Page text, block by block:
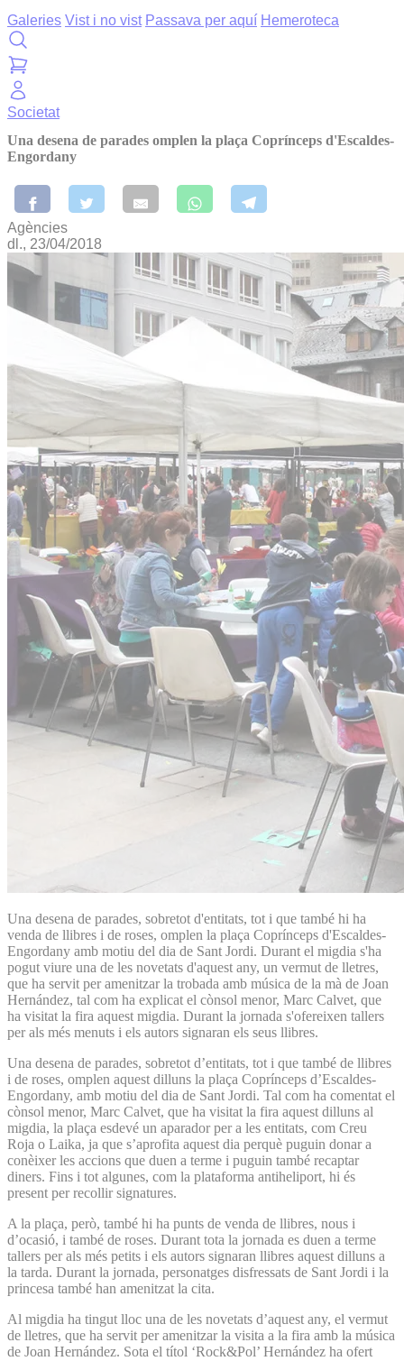
Galeries Vist i no vist Passava per aquí Hemeroteca
Societat
Una desena de parades omplen la plaça Coprínceps d'Escaldes-
Engordany
Agències
dl., 23/04/2018
Una desena de parades, sobretot d'entitats, tot i que també hi ha
venda de llibres i de roses, omplen la plaça Coprínceps d'Escaldes-
Engordany amb motiu del dia de Sant Jordi. Durant el migdia s'ha
pogut viure una de les novetats d'aquest any, un vermut de lletres,
que ha servit per amenitzar la trobada amb música de la mà de Joan
Hernández, tal com ha explicat el cònsol menor, Marc Calvet, que
ha visitat la fira aquest migdia. Durant la jornada s'ofereixen tallers
per als més menuts i els autors signaran els seus llibres.
Una desena de parades, sobretot d’entitats, tot i que també de llibres
i de roses, omplen aquest dilluns la plaça Coprínceps d’Escaldes-
Engordany, amb motiu del dia de Sant Jordi. Tal com ha comentat el
cònsol menor, Marc Calvet, que ha visitat la fira aquest dilluns al
migdia, la plaça esdevé un aparador per a les entitats, com Creu
Roja o Laika, ja que s’aprofita aquest dia perquè puguin donar a
conèixer les accions que duen a terme i puguin també recaptar
diners. Fins i tot algunes, com la plataforma antiheliport, hi és
present per recollir signatures.
A la plaça, però, també hi ha punts de venda de llibres, nous i
d’ocasió, i també de roses. Durant tota la jornada es duen a terme
tallers per als més petits i els autors signaran llibres aquest dilluns a
la tarda. Durant la jornada, personatges disfressats de Sant Jordi i la
princesa també han amenitzat la cita.
Al migdia ha tingut lloc una de les novetats d’aquest any, el vermut
de lletres, que ha servit per amenitzar la visita a la fira amb la música
de Joan Hernández. Sota el títol ‘Rock&Pol’ Hernández ha ofert